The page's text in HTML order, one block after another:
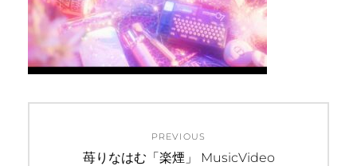
PREVIOUS
Previous
苺りなはむ「楽煙」 MusicVideo